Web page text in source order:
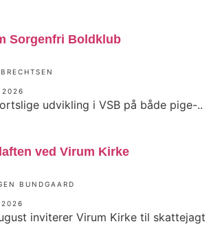
Sorgenfri Boldklub
2026
udvikling i VSB på både pige-..
ved Virum Kirke
BUNDGAARD
2026
inviterer Virum Kirke til skattejagt